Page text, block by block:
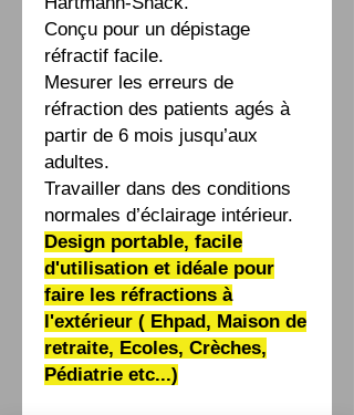
Conçu pour un dépistage
réfractif facile.
Mesurer les erreurs de
réfraction des patients agés à
partir de 6 mois jusqu’aux
adultes.
Travailler dans des conditions
normales d’éclairage intérieur.
Design portable, facile
d'utilisation et idéale pour
faire les réfractions à
l'extérieur ( Ehpad, Maison de
retraite, Ecoles, Crèches,
Pédiatrie etc...)